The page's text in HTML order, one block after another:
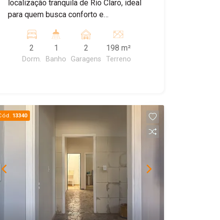
localização tranquila de Rio Claro, ideal
para quem busca conforto e
cozinha, 2 vagas de garagem com
portão eletrônico, cerca elétrica e
excelente quintal. Nos fundos, conta
2
Dorm.
1
Banho
2
Garagens
198 m²
Terreno
13340